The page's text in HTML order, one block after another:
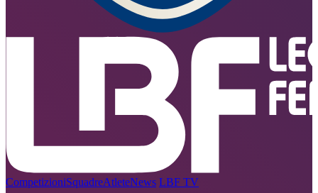
CompetizioniSquadreAtleteNews LBF TV